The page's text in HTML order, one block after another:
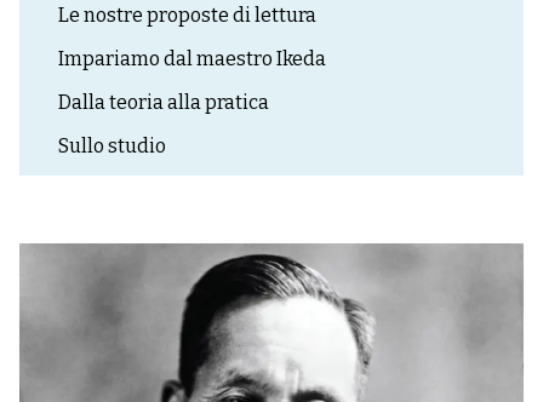
Le nostre proposte di lettura
Impariamo dal maestro Ikeda
Dalla teoria alla pratica
Sullo studio